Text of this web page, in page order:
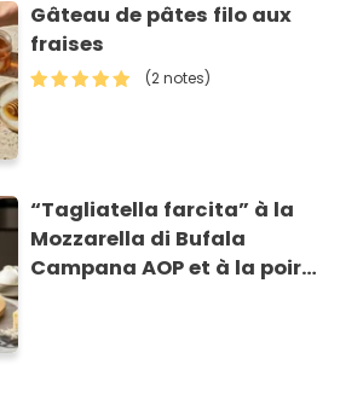
Gâteau de pâtes filo aux
fraises
(2 notes)
“Tagliatella farcita” à la
Mozzarella di Bufala
Campana AOP et à la poire